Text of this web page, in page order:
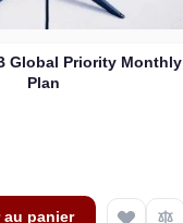
Global Priority Monthly
Plan
panier